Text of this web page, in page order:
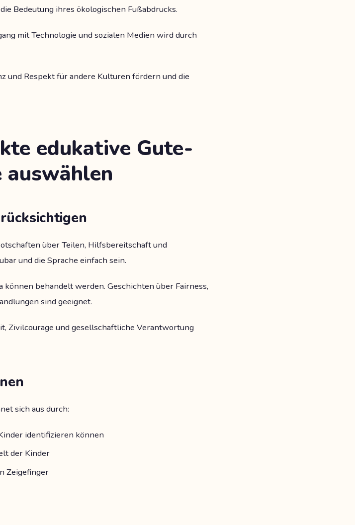
Bedeutung ihres ökologischen Fußabdrucks.
mit Technologie und sozialen Medien wird durch
und Respekt für andere Kulturen fördern und die
edukative Gute-
auswählen
über Teilen, Hilfsbereitschaft und
und die Sprache einfach sein.
behandelt werden. Geschichten über Fairness,
sind geeignet.
Zivilcourage und gesellschaftliche Verantwortung
sich aus durch:
identifizieren können
der Kinder
Zeigefinger